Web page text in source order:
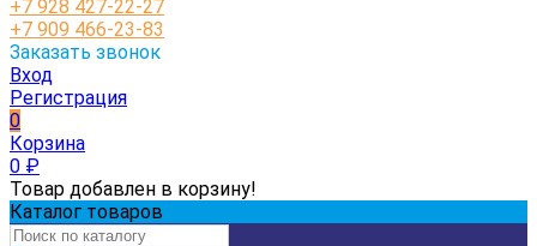
+7 928 427-22-27
+7 909 466-23-83
Заказать звонок
Вход
Регистрация
0
Корзина
0 ₽
Товар добавлен в корзину!
Каталог товаров